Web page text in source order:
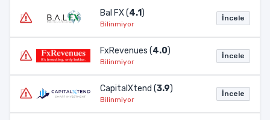
Bal FX (4.1)
Bilinmiyor
İncele
FxRevenues (4.0)
Bilinmiyor
İncele
CapitalXtend (3.9)
Bilinmiyor
İncele